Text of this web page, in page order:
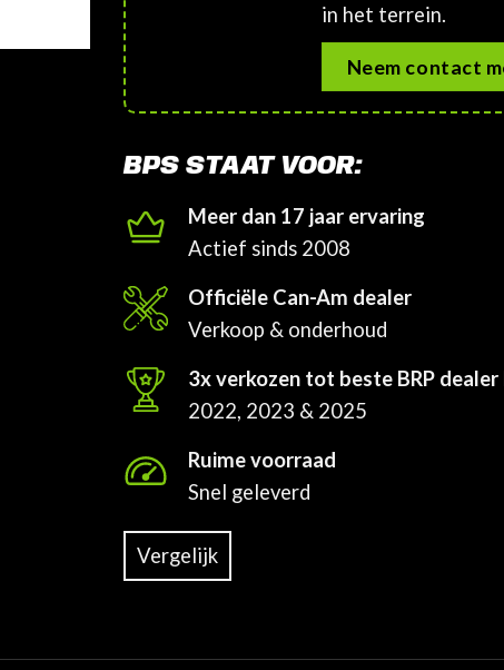
in het terrein.
Neem contact
BPS STAAT VOOR:
Meer dan 17 jaar ervaring
Actief sinds 2008
Officiële Can-Am dealer
Verkoop & onderhoud
3x verkozen tot beste BRP dealer
2022, 2023 & 2025
Ruime voorraad
Snel geleverd
Vergelijk